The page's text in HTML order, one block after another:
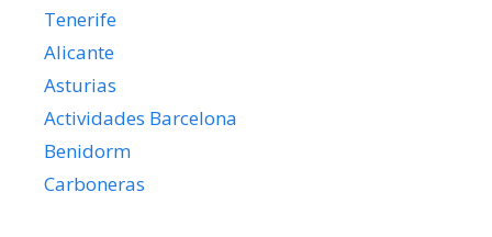
Tenerife
Alicante
Asturias
Actividades Barcelona
Benidorm
Carboneras